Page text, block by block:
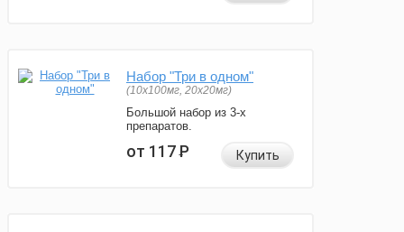
Набор "Три в одном"
(10x100мг, 20x20мг)
Большой набор из 3-х
препаратов.
от 117Р Купить